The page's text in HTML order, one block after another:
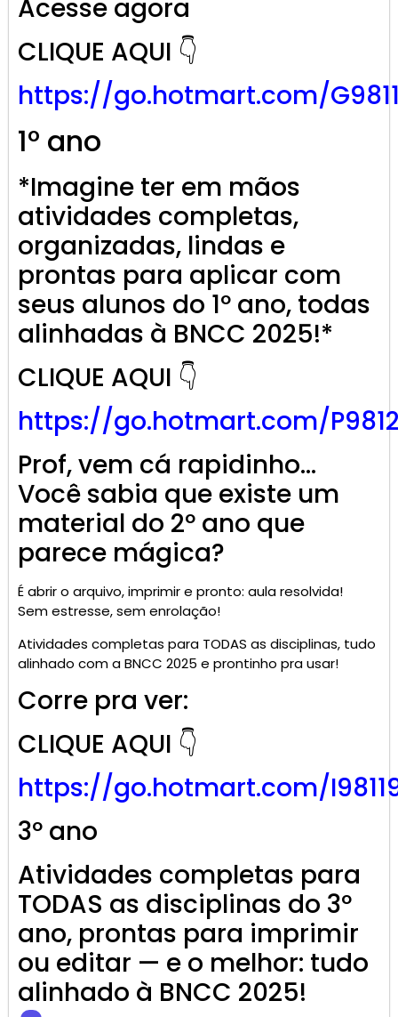
Acesse agora
CLIQUE AQUI 👇
https://go.hotmart.com/
1º ano
*Imagine ter em mãos
atividades completas,
organizadas, lindas e
prontas para aplicar com
seus alunos do 1º ano, todas
alinhadas à BNCC 2025!*
CLIQUE AQUI 👇
https://go.hotmart.com/
Prof, vem cá rapidinho…
Você sabia que existe um
material do 2º ano que
parece mágica?
É abrir o arquivo, imprimir e pronto: aula resolvida!
Sem estresse, sem enrolação!
Atividades completas para TODAS as disciplinas, tudo
alinhado com a BNCC 2025 e prontinho pra usar!
Corre pra ver:
CLIQUE AQUI 👇
https://go.hotmart.com/
3º ano
Atividades completas para
TODAS as disciplinas do 3º
ano, prontas para imprimir
ou editar — e o melhor: tudo
alinhado à BNCC 2025!